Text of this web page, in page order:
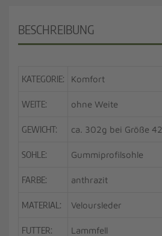
BESCHREIBUNG
KATEGORIE: Komfort
WEITE: ohne Weite
GEWICHT: ca. 302g bei Größe 42
SOHLE: Gummiprofilsohle
FARBE: anthrazit
MATERIAL: Veloursleder
FUTTER: Lammfell